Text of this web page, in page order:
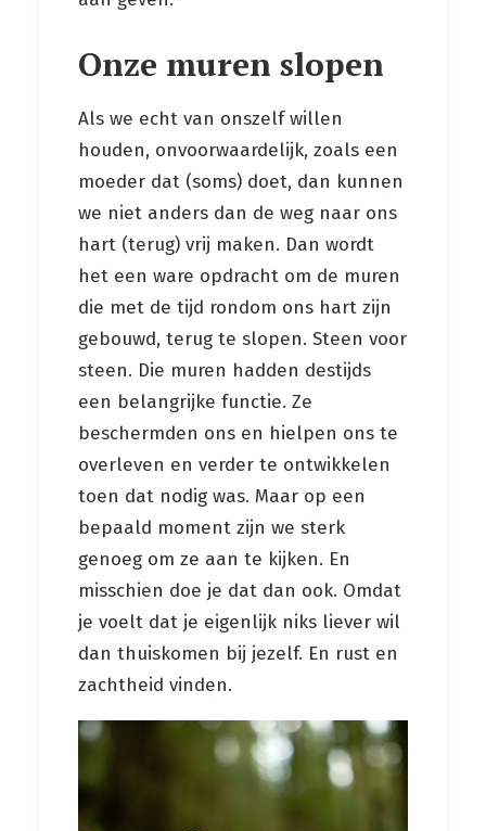
Onze muren slopen
Als we echt van onszelf willen
houden, onvoorwaardelijk, zoals een
moeder dat (soms) doet, dan kunnen
we niet anders dan de weg naar ons
hart (terug) vrij maken. Dan wordt
het een ware opdracht om de muren
die met de tijd rondom ons hart zijn
gebouwd, terug te slopen. Steen voor
steen. Die muren hadden destijds
een belangrijke functie. Ze
beschermden ons en hielpen ons te
overleven en verder te ontwikkelen
toen dat nodig was. Maar op een
bepaald moment zijn we sterk
genoeg om ze aan te kijken. En
misschien doe je dat dan ook. Omdat
je voelt dat je eigenlijk niks liever wil
dan thuiskomen bij jezelf. En rust en
zachtheid vinden.